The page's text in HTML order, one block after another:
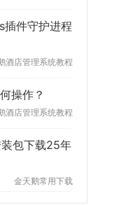
件守护进程
酒店管理系统教程
操作？
酒店管理系统教程
包下载25年
金天鹅常用下载